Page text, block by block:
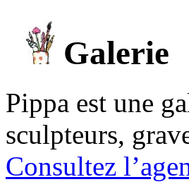
Galerie
Pippa est une
sculpteurs,
Consultez